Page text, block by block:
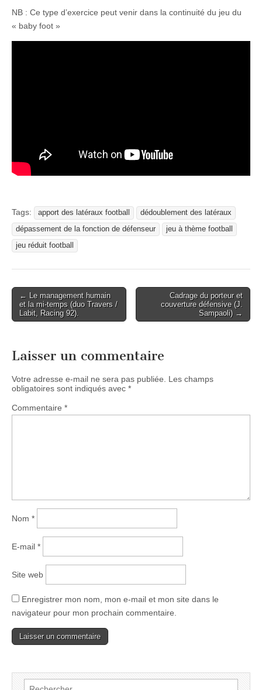
NB : Ce type d’exercice peut venir dans la continuité du jeu du
« baby foot »
Tags: apport des latéraux football
dédoublement des latéraux
dépassement de la fonction de défenseur
jeu à thème football
jeu réduit football
Post
navigation
← Le management humain
et la mi-temps (duo Travers /
Labit, Racing 92).
Cadrage du porteur et
couverture défensive (J.
Sampaoli) →
Laisser un commentaire
Votre adresse e-mail ne sera pas publiée.
Les champs
obligatoires sont indiqués avec *
Commentaire *
Nom *
E-mail *
Site web
Enregistrer mon nom, mon e-mail et mon site dans le
navigateur pour mon prochain commentaire.
Rechercher :